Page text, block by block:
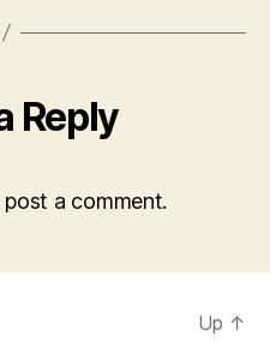
Reply
a comment.
Up ↑